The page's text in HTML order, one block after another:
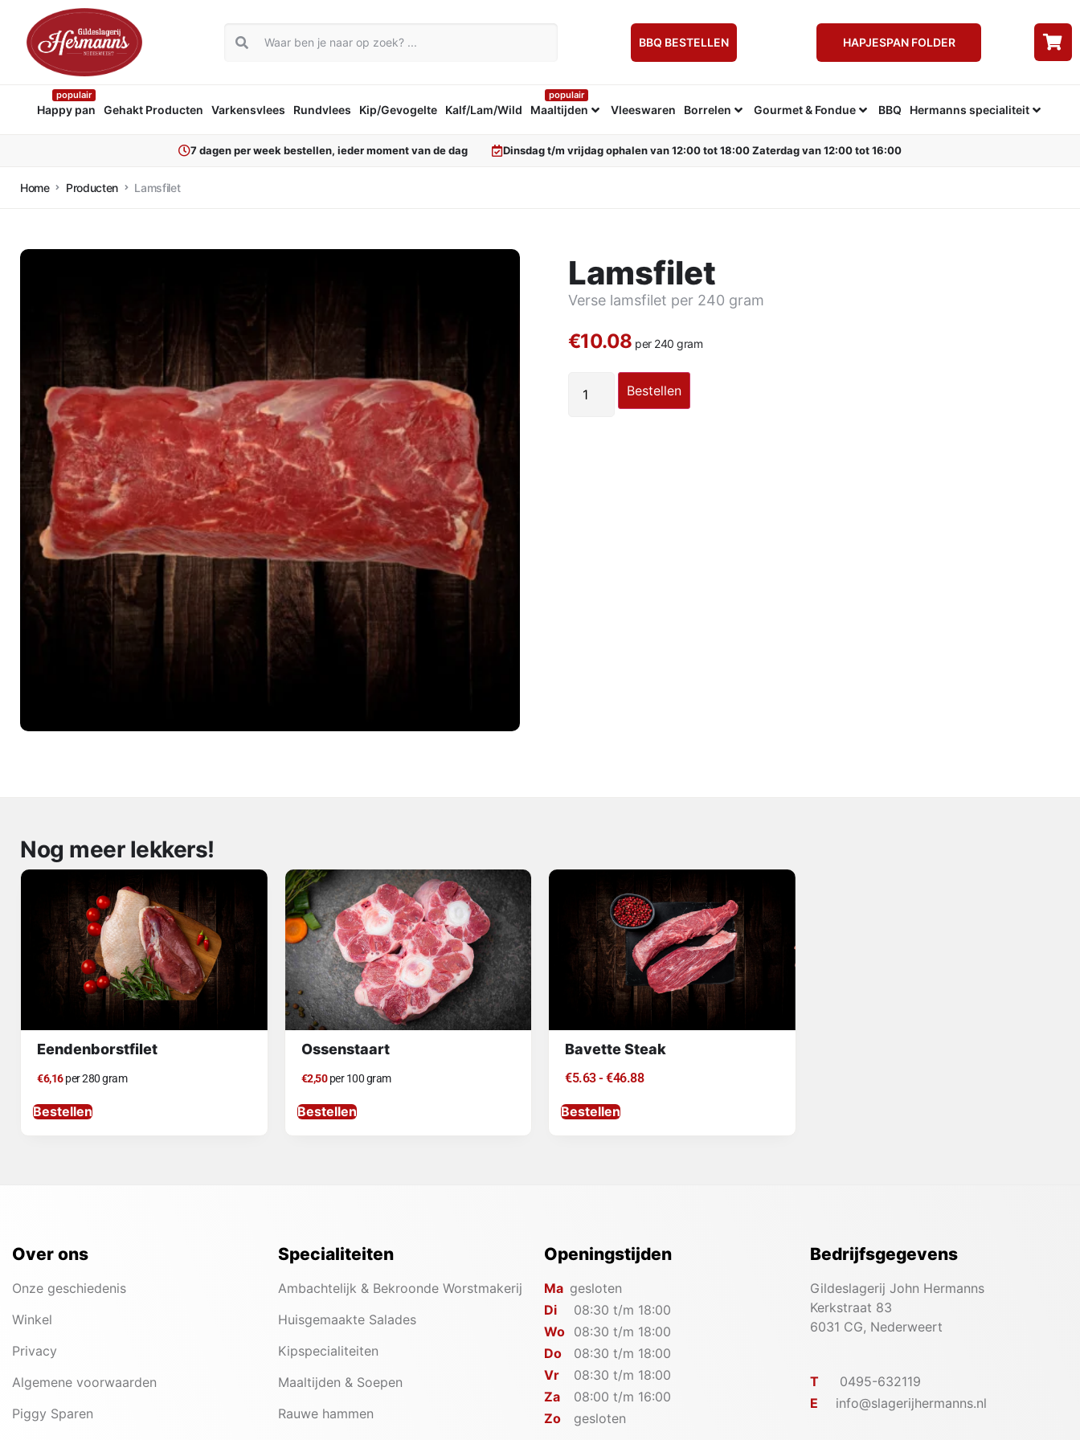
BBQ BESTELLEN HAPJESPAN FOLDER
Happy pan
populair
Gehakt Producten Varkensvlees Rundvlees Kip/Gevogelte Kalf/Lam/Wild Maaltijden
populair
Vleeswaren Borrelen Gourmet & Fondue BBQ Hermanns specialiteit
7 dagen per week bestellen, ieder moment van de dag Dinsdag t/m vrijdag ophalen van 12:00 tot 18:00 Zaterdag van 12:00 tot 16:00
Home Producten Lamsfilet
Lamsfilet
Verse lamsfilet per 240 gram
€10.08 per 240 gram
Bestellen
Nog meer lekkers!
Eendenborstfilet
€6,16per 280 gram
Bestellen
Ossenstaart
€2,50per 100 gram
Bestellen
Bavette Steak
€5.63- €46.88
Bestellen
Over ons
Onze geschiedenis
Winkel
Privacy
Algemene voorwaarden
Piggy Sparen
Specialiteiten
Ambachtelijk & Bekroonde Worstmakerij
Huisgemaakte Salades
Kipspecialiteiten
Maaltijden & Soepen
Rauwe hammen
Openingstijden
Ma gesloten
Di
08:30 t/m 18:00
Wo 08:30 t/m 18:00
Do
08:30 t/m 18:00
Vr
08:30 t/m 18:00
Za
08:00 t/m 16:00
Zo
gesloten
Bedrijfsgegevens
Gildeslagerij John Hermanns
Kerkstraat 83
6031 CG, Nederweert
T
0495-632119
E
info@slagerijhermanns.nl